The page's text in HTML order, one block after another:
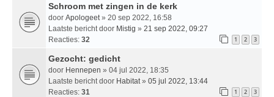
Schroom met zingen in de kerk
door Apologeet » 20 sep 2022, 16:58
Laatste bericht door Mistig » 21 sep 2022, 09:27
Reacties: 32 1 2 3
Gezocht: gedicht
door Hennepen » 04 jul 2022, 18:35
Laatste bericht door Habitat » 05 jul 2022, 13:44
Reacties: 31 1 2 3